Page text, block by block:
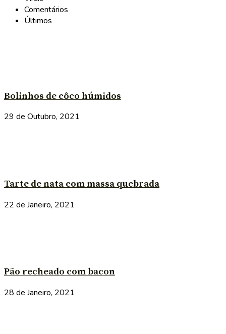
Comentários
Últimos
Bolinhos de côco húmidos
29 de Outubro, 2021
Tarte de nata com massa quebrada
22 de Janeiro, 2021
Pão recheado com bacon
28 de Janeiro, 2021